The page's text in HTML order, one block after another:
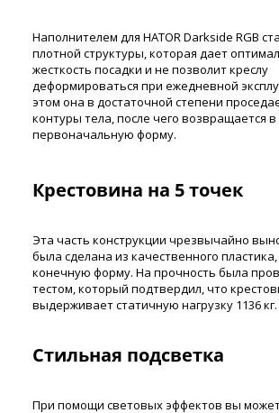
Наполнителем для HATOR Darkside RGB
плотной структуры, которая дает
жесткость посадки и не позволит креслу
деформироваться при ежедневной
этом она в достаточной степени
контуры тела, после чего возвращается в
первоначальную форму.
Крестовина на 5 точек
Эта часть конструкции чрезвычайно
была сделана из качественного
конечную форму. На прочность была
тестом, который подтвердил, что
выдерживает статичную нагрузку 1136 кг.
Стильная подсветка
При помощи световых эффектов вы